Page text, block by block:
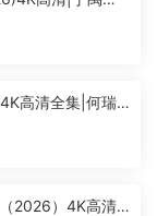
成传奇良缘。
高清全集|何瑞
功得到太子赏
2026）4K高清|